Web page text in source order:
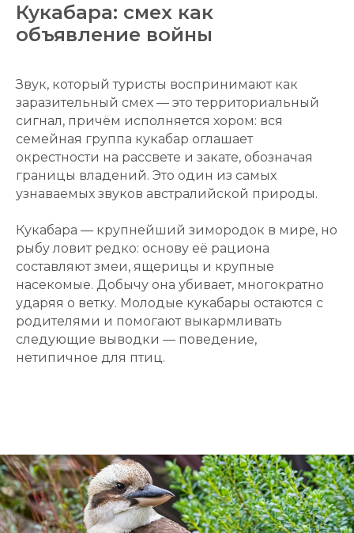
Кукабара: смех как
объявление войны
Звук, который туристы воспринимают как
заразительный смех — это территориальный
сигнал, причём исполняется хором: вся
семейная группа кукабар оглашает
окрестности на рассвете и закате, обозначая
границы владений. Это один из самых
узнаваемых звуков австралийской природы.
Кукабара — крупнейший зимородок в мире, но
рыбу ловит редко: основу её рациона
составляют змеи, ящерицы и крупные
насекомые. Добычу она убивает, многократно
ударяя о ветку. Молодые кукабары остаются с
родителями и помогают выкармливать
следующие выводки — поведение,
нетипичное для птиц.